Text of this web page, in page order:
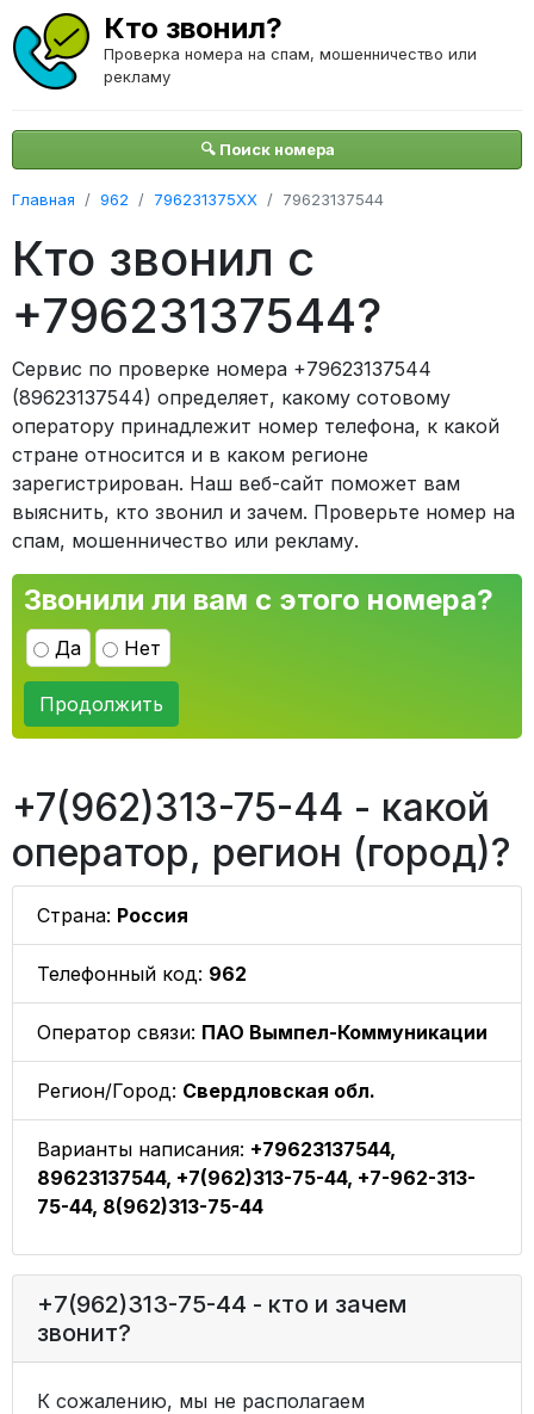
Кто звонил?
Проверка номера на спам, мошенничество или
рекламу
🔍 Поиск номера
Главная 962 796231375XX 79623137544
Кто звонил с
+79623137544?
Сервис по проверке номера +79623137544
(89623137544) определяет, какому сотовому
оператору принадлежит номер телефона, к какой
стране относится и в каком регионе
зарегистрирован. Наш веб-сайт поможет вам
выяснить, кто звонил и зачем. Проверьте номер на
спам, мошенничество или рекламу.
Звонили ли вам с этого номера?
Да Нет
Продолжить
+7(962)313-75-44 - какой
оператор, регион (город)?
Страна: Россия
Телефонный код: 962
Оператор связи: ПАО Вымпел-Коммуникации
Регион/Город: Свердловская обл.
Варианты написания: +79623137544,
89623137544, +7(962)313-75-44, +7-962-313-
75-44, 8(962)313-75-44
+7(962)313-75-44 - кто и зачем
звонит?
К сожалению, мы не располагаем